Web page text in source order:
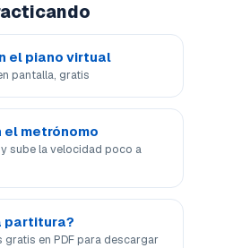
el piano virtual
pantalla, gratis
metrónomo
sube la velocidad poco a
partitura?
en PDF para descargar